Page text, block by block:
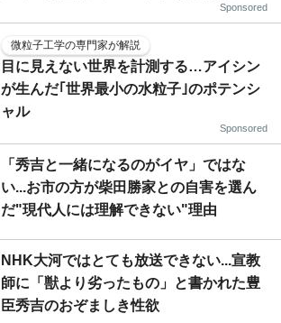
Sponsored
微粒子工学の専門家が解説
目に見えない世界を計測する…アイシン
が生んだ｢世界最小の水粒子｣のポテンシ
ャル
Sponsored
「秀吉と一緒になるのがイヤ」ではな
い...お市の方が柴田勝家との自害を選ん
だ"現代人には理解できない"理由
NHK大河ではとても放送できない...宣教
師に「獣より劣ったもの」と書かれた豊
臣秀吉のおぞましき性欲